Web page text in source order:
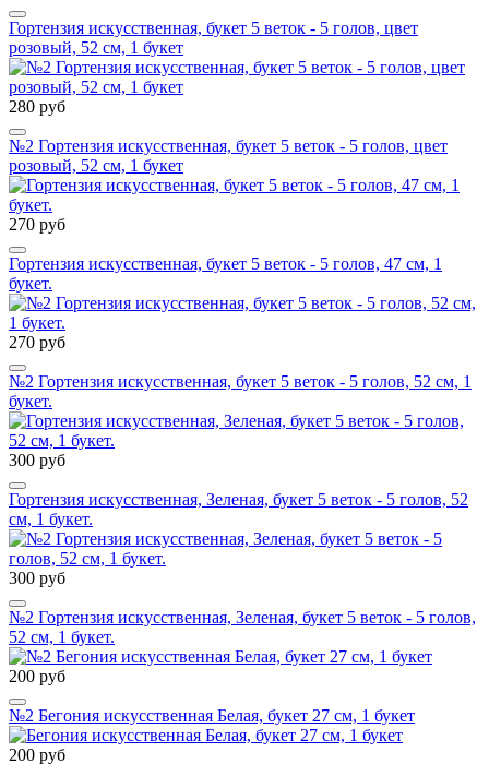
Гортензия искусственная, букет 5 веток - 5 голов, цвет
розовый, 52 см, 1 букет
280 руб
№2 Гортензия искусственная, букет 5 веток - 5 голов, цвет
розовый, 52 см, 1 букет
270 руб
Гортензия искусственная, букет 5 веток - 5 голов, 47 см, 1
букет.
270 руб
№2 Гортензия искусственная, букет 5 веток - 5 голов, 52 см, 1
букет.
300 руб
Гортензия искусственная, Зеленая, букет 5 веток - 5 голов, 52
см, 1 букет.
300 руб
№2 Гортензия искусственная, Зеленая, букет 5 веток - 5 голов,
52 см, 1 букет.
200 руб
№2 Бегония искусственная Белая, букет 27 см, 1 букет
200 руб